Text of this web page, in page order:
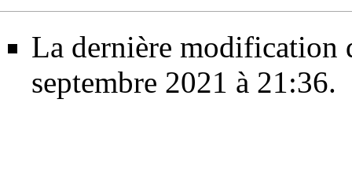
La dernière modification
septembre 2021 à 21:36.